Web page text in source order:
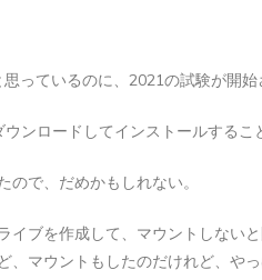
っているのに、2021の試験が開
ンロードしてインストールするこ
で、だめかもしれない。
イブを作成して、マウントしない
、マウントもしたのだけれど、やっ
iPad Pro iPadシリーズ
コン ひとりごと ブログ
グを更新、ほ
0 1 word